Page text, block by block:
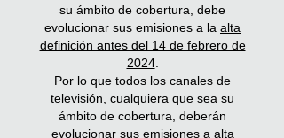
su ámbito de cobertura, debe
evolucionar sus emisiones a la alta
definición antes del 14 de febrero de
2024.
Por lo que todos los canales de
televisión, cualquiera que sea su
ámbito de cobertura, deberán
evolucionar sus emisiones a alta